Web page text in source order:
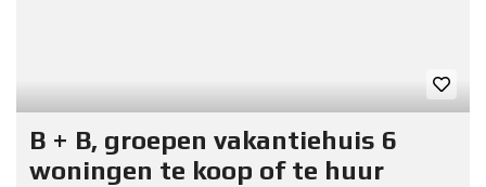
B + B, groepen vakantiehuis 6
woningen te koop of te huur